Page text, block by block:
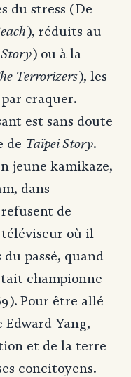
du stress (De
), réduits au
) ou à la
Terrorizers), les
craquer.
est sans doute
de Taïpei Story.
jeune kamikaze,
dans
de
téléviseur où il
passé, quand
championne
Pour être allé
Yang,
et de la terre
concitoyens.